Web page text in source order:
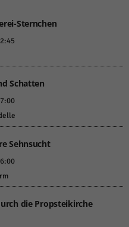
Sternchen
Schatten
Sehnsucht
die Propsteikirche